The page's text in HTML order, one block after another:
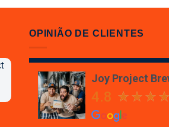
OPINIÃO DE CLIENTES
Joy Project
4.8